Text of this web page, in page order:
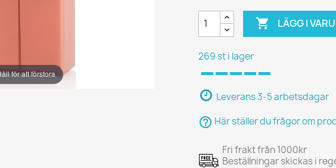
för att förstora
 LÄGG I
269 st i lager
Leverans 3-5 arbetsdagar
help_outline Här ställer du frågor om
Fri frakt från 1000kr
Beställningar skickas i